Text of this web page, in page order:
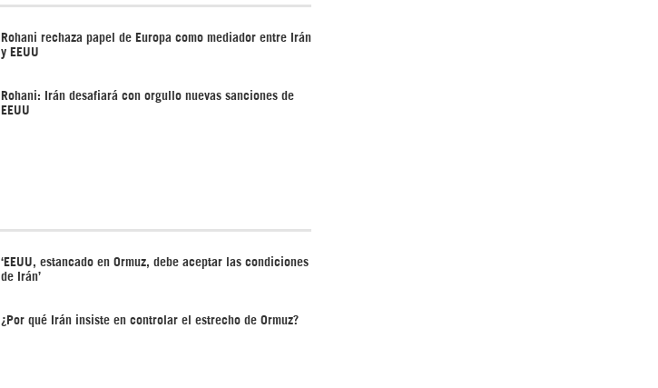
Rohani rechaza papel de Europa como mediador entre Irán
y EEUU
Rohani: Irán desafiará con orgullo nuevas sanciones de
EEUU
‘EEUU, estancado en Ormuz, debe aceptar las condiciones
de Irán’
¿Por qué Irán insiste en controlar el estrecho de Ormuz?